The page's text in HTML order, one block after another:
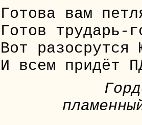
Готова вам
Готов трударь-
Вот
И всем придёт